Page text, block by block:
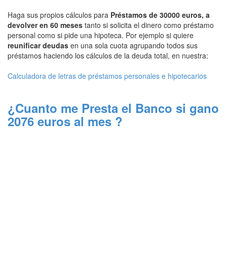
Haga sus propios cálculos para Préstamos de 30000 euros, a
devolver en 60 meses tanto si solicita el dinero como préstamo
personal como si pide una hipoteca. Por ejemplo si quiere
reunificar deudas en una sola cuota agrupando todos sus
préstamos haciendo los cálculos de la deuda total, en nuestra:
Calculadora de letras de préstamos personales e hipotecarios
¿Cuanto me Presta el Banco si gano
2076 euros al mes ?